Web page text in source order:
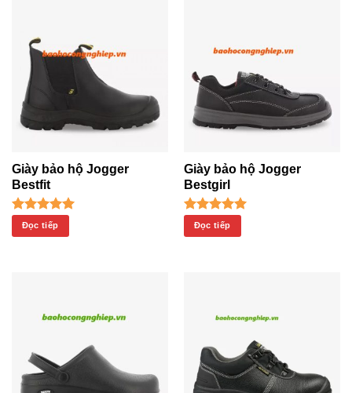
Giày bảo hộ Jogger
Bestfit
Được xếp
hạng5.00
Đọc tiếp
Giày bảo hộ Jogger
Bestgirl
Được xếp
hạng5.00
Đọc tiếp